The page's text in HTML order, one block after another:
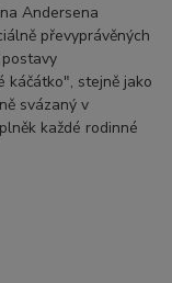
Andersena
převyprávěných
káčátko", stejně jako
svázaný v
každé rodinné